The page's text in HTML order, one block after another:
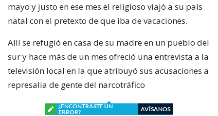
mayo y justo en ese mes el religioso viajó a su país
natal con el pretexto de que iba de vacaciones.
Allí se refugió en casa de su madre en un pueblo del
sur y hace más de un mes ofreció una entrevista a la
televisión local en la que atribuyó sus acusaciones a
represalia de gente del narcotráfico
¿ENCONTRASTE UN
ERROR?
AVÍSANOS